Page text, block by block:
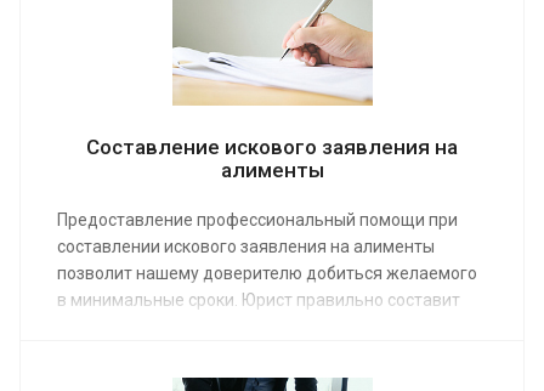
Составление искового заявления на
алименты
Предоставление профессиональный помощи при
составлении искового заявления на алименты
позволит нашему доверителю добиться желаемого
в минимальные сроки. Юрист правильно составит
благодаря чему требования будут удовлетворены в